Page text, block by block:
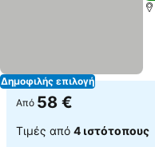
Δημοφιλής επιλογή
Από 58 €
Τιμές από 4 ιστότοπους